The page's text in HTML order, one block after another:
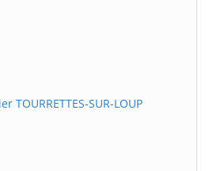
TOURRETTES-SUR-LOUP